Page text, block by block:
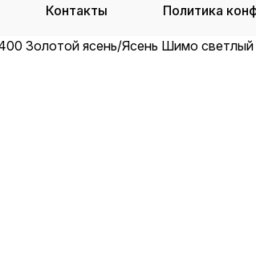
Контакты Политика
Золотой ясень/Ясень Шимо светлый